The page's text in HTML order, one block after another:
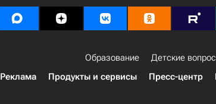
Образование Детские
Реклама Продукты и сервисы Пресс-центр